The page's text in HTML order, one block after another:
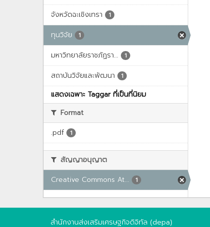
จังหวัดฉะเชิงเทรา 1
ทุนวิจัย 1
มหาวิทยาลัยราชภัฏรา... 1
สถาบันวิจัยและพัฒนา 1
แสดงเฉพาะ Taggar ที่เป็นที่นิยม
Format
.pdf
1
สัญญาอนุญาต
Creative Commons At...
1
สำนักงานส่งเสริมเศรษฐกิจดิจิทัล (depa)